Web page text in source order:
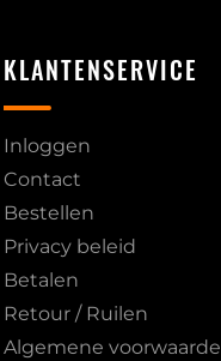
KLANTENSERVICE
Inloggen
Contact
Bestellen
Privacy beleid
Betalen
Retour / Ruilen
Algemene